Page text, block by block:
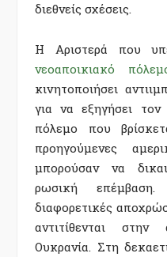
διεθνείς σχέσεις.
Η Αριστερά που
νεοαποικιακό
κινητοποιήσει
για να εξηγήσει τον
πόλεμο που
προηγούμενες
μπορούσαν να
ρωσική
διαφορετικές
αντιτίθενται
Ουκρανία. Στη